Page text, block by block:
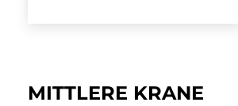
MITTLERE KRANE